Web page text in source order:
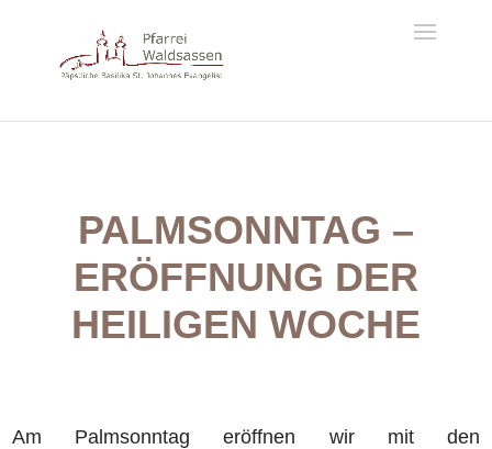
PALMSONNTAG –
ERÖFFNUNG DER
HEILIGEN WOCHE
Am Palmsonntag eröffnen wir mit den